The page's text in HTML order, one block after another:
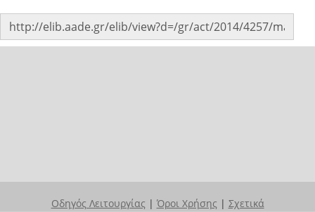
Οδηγός Λειτουργίας | Όροι Χρήσης | Σχετικά